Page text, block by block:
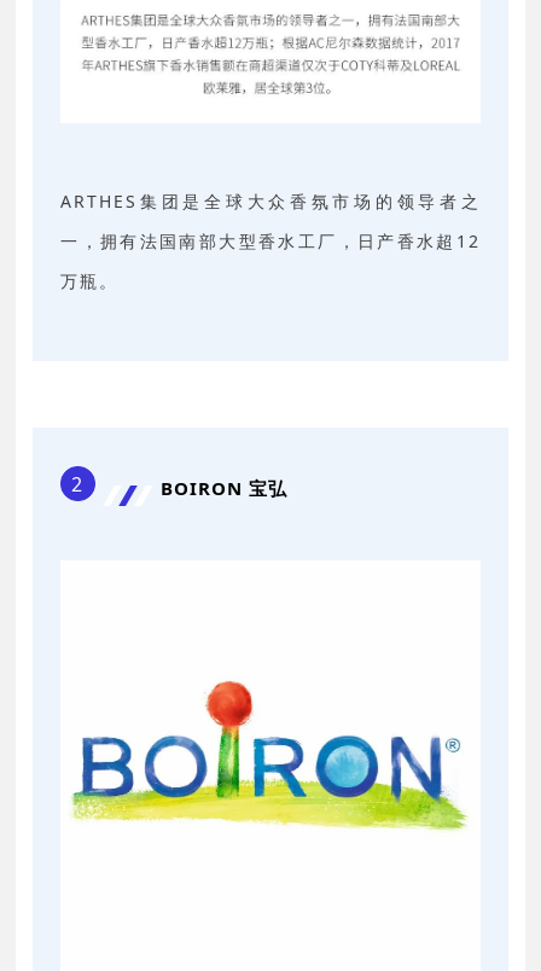
ARTHES集团是全球大众香氛市场的领导者之
一，拥有法国南部大型香水工厂，日产香水超12
万瓶。
2 BOIRON 宝弘